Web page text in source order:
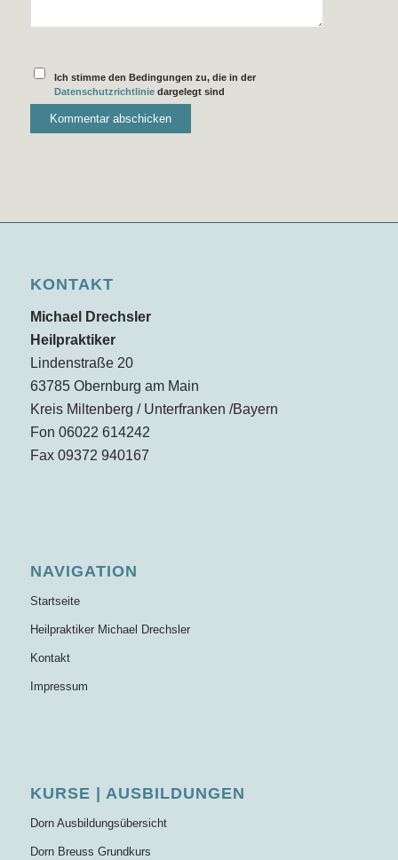
Ich stimme den Bedingungen zu, die in der
Datenschutzrichtlinie dargelegt sind
KONTAKT
Michael Drechsler
Heilpraktiker
Lindenstraße 20
63785 Obernburg am Main
Kreis Miltenberg / Unterfranken /Bayern
Fon 06022 614242
Fax 09372 940167
NAVIGATION
Startseite
Heilpraktiker Michael Drechsler
Kontakt
Impressum
KURSE | AUSBILDUNGEN
Dorn Ausbildungsübersicht
Dorn Breuss Grundkurs